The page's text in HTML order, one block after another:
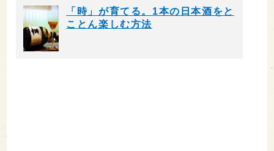
「時」が育てる。1本の日本酒をと
ことん楽しむ方法